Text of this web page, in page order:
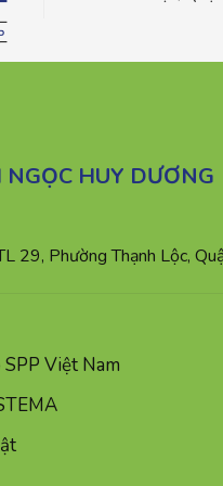
HUY DƯƠNG
29, Phường Thạnh Lộc,
Việt Nam